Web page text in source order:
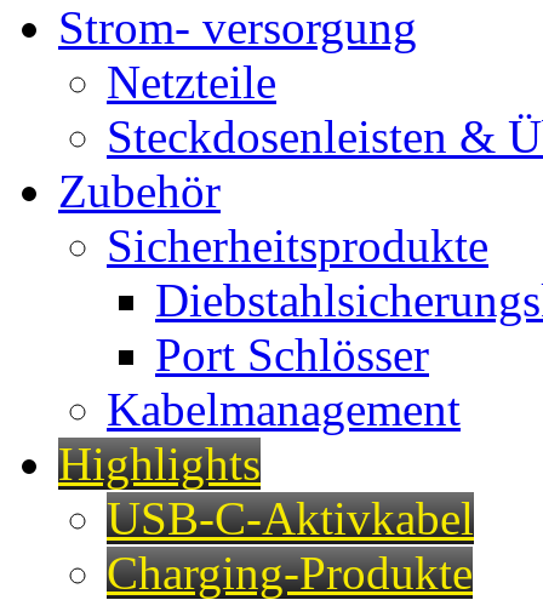
Strom- versorgung
Netzteile
Steckdosenleisten &
Zubehör
Sicherheitsprodukte
Port Schlösser
Kabelmanagement
Highlights
USB-C-Aktivkabel
Charging-Produkte